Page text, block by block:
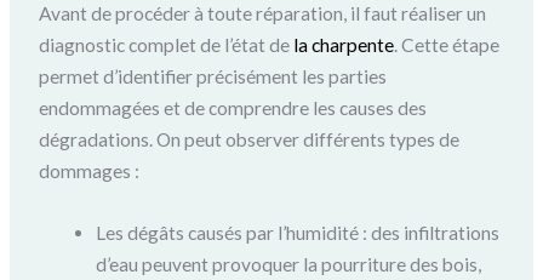
Avant de procéder à toute réparation, il faut réaliser un
diagnostic complet de l’état de la charpente. Cette étape
permet d’identifier précisément les parties
endommagées et de comprendre les causes des
dégradations. On peut observer différents types de
dommages :
Les dégâts causés par l’humidité : des infiltrations
d’eau peuvent provoquer la pourriture des bois,